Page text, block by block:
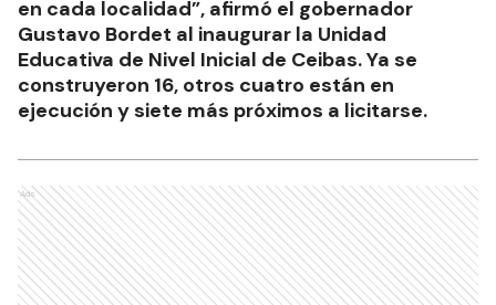
en cada localidad”, afirmó el gobernador
Gustavo Bordet al inaugurar la Unidad
Educativa de Nivel Inicial de Ceibas. Ya se
construyeron 16, otros cuatro están en
ejecución y siete más próximos a licitarse.
Ads